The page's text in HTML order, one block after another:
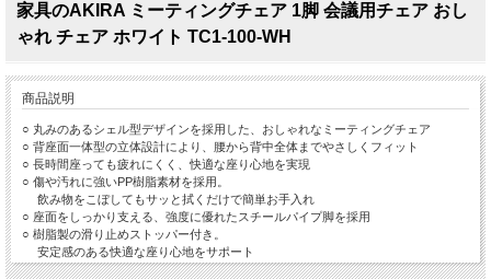
家具のAKIRA ミーティングチェア 1脚 会議用チェア おし
ゃれ チェア ホワイト TC1-100-WH
商品説明
○ 丸みのあるシェル型デザインを採用した、おしゃれなミーティングチェア
○ 背座面一体型の立体設計により、腰から背中全体までやさしくフィット
○ 長時間座っても疲れにくく、快適な座り心地を実現
○ 傷や汚れに強いPP樹脂素材を採用。
飲み物をこぼしてもサッと拭くだけで簡単お手入れ
○ 座面をしっかり支える、強度に優れたスチールパイプ脚を採用
○ 樹脂製の滑り止めストッパー付き。
安定感のある快適な座り心地をサポート
○ シンプルな組み立て構造により、初めての方でも簡単に組み立て可能